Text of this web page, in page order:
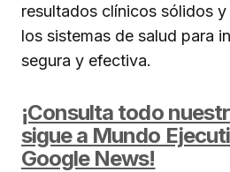
resultados clínicos sólidos
los sistemas de salud para
segura y efectiva.
¡Consulta todo
sigue a Mundo
Google News!